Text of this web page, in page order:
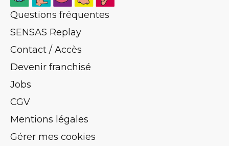
Questions fréquentes
SENSAS Replay
Contact / Accès
Devenir franchisé
Jobs
CGV
Mentions légales
Gérer mes cookies